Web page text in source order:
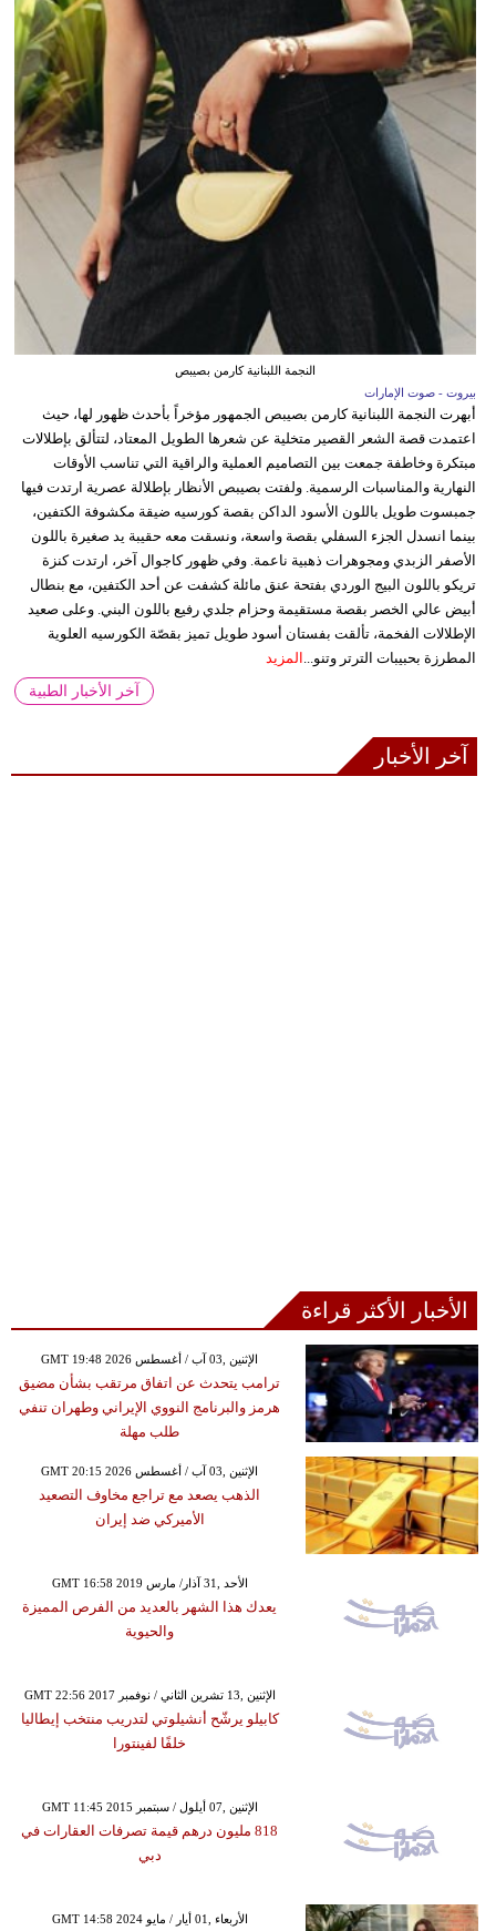
النجمة اللبنانية كارمن بصيبص
بيروت - صوت الإمارات
أبهرت النجمة اللبنانية كارمن بصيبص الجمهور مؤخراً بأحدث ظهور لها، حيث
اعتمدت قصة الشعر القصير متخلية عن شعرها الطويل المعتاد، لتتألق بإطلالات
مبتكرة وخاطفة جمعت بين التصاميم العملية والراقية التي تناسب الأوقات
النهارية والمناسبات الرسمية. ولفتت بصيبص الأنظار بإطلالة عصرية ارتدت فيها
جمبسوت طويل باللون الأسود الداكن بقصة كورسيه ضيقة مكشوفة الكتفين،
بينما انسدل الجزء السفلي بقصة واسعة، ونسقت معه حقيبة يد صغيرة باللون
الأصفر الزبدي ومجوهرات ذهبية ناعمة. وفي ظهور كاجوال آخر، ارتدت كنزة
تريكو باللون البيج الوردي بفتحة عنق مائلة كشفت عن أحد الكتفين، مع بنطال
أبيض عالي الخصر بقصة مستقيمة وحزام جلدي رفيع باللون البني. وعلى صعيد
الإطلالات الفخمة، تألقت بفستان أسود طويل تميز بقصّة الكورسيه العلوية
المطرزة بحبيبات الترتر وتنو... المزيد
آخر الأخبار الطبية
آخر الأخبار
الأخبار الأكثر قراءة
GMT 19:48 2026 الإثنين ,03 آب / أغسطس
ترامب يتحدث عن اتفاق مرتقب بشأن مضيق
هرمز والبرنامج النووي الإيراني وطهران تنفي
طلب مهلة
GMT 20:15 2026 الإثنين ,03 آب / أغسطس
الذهب يصعد مع تراجع مخاوف التصعيد
الأميركي ضد إيران
GMT 16:58 2019 الأحد ,31 آذار/ مارس
يعدك هذا الشهر بالعديد من الفرص المميزة
والحيوية
GMT 22:56 2017 الإثنين ,13 تشرين الثاني / نوفمبر
كابيلو يرشّح أنشيلوتي لتدريب منتخب إيطاليا
خلفًا لفينتورا
GMT 11:45 2015 الإثنين ,07 أيلول / سبتمبر
818 مليون درهم قيمة تصرفات العقارات في
دبي
GMT 14:58 2024 الأربعاء ,01 أيار / مايو